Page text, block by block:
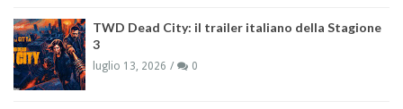
TWD Dead City: il trailer italiano della Stagione
3
luglio 13, 2026 0